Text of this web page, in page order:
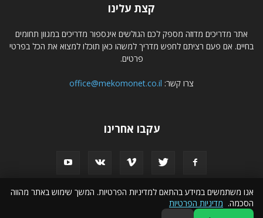
קצת עלינו
אתר מדריכים מדוזה מספק לכם הגולשים אינספור מדריכים במגוון תחומים
בחיים. אם פעם רציתם לחפש מדריך למשהו כאן תוכלו למצוא את הכל בפרטי
פרטים.
צרו קשר: office@mekomonet.co.il
עקבו אחרינו
פרסמו אצלנו הצהרת נגישות
אנו משתמשים במידע בהתאם למדיניות הפרטיות. המשך שימוש באתר מהווה
הסכמה. מדיניות הפרטיות